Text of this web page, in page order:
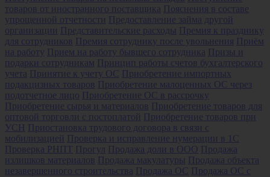
товаров от иностранного поставщика Пояснения в составе
упрощенной отчетности Предоставление займа другой
организации Представительские расходы Премия к празднику
для сотрудников Премия сотруднику после увольнения Приём
на работу Прием на работу бывшего сотрудника Призы и
подарки сотрудникам Принцип работы счетов бухгалтерского
учета Принятие к учету ОС
Приобретение импортных
подакцизных товаров Приобретение малоценных ОС через
подотчетное лицо Приобретение ОС в рассрочку
Приобретение сырья и материалов Приобретение товаров для
оптовой торговли с постоплатой Приобретение товаров при
УСН Приостановка трудового договора в связи с
мобилизацией Проверка и исправление нумерации в 1С
Проверка РНПТ Прогул Продажа доли в ООО Продажа
излишков материалов Продажа макулатуры Продажа объекта
незавершенного строительства Продажа ОС
Продажа ОС с